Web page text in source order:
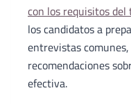
con los requisitos del
los candidatos a
entrevistas
recomendaciones
efectiva.